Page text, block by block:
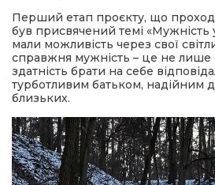
Перший етап проєкту, що
був присвячений темі «Мужність
мали можливість через свої
справжня мужність – це не лише
здатність брати на себе
турботливим батьком, надійним
близьких.